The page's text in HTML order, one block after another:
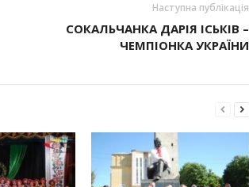
Наступна публікація
СОКАЛЬЧАНКА ДАРІЯ ІСЬКІВ –
ЧЕМПІОНКА УКРАЇНИ